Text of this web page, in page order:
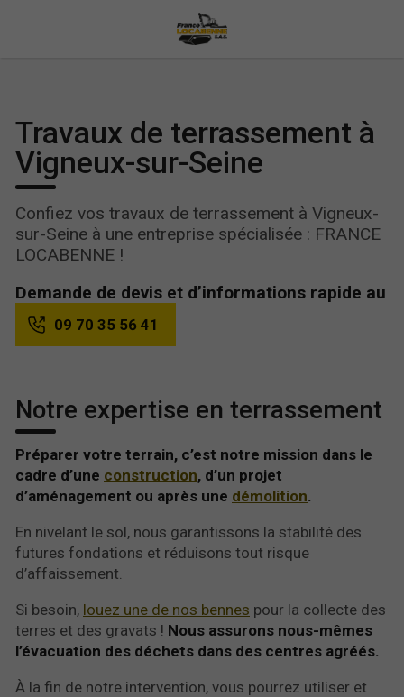
Travaux de terrassement à
Vigneux-sur-Seine
Confiez vos travaux de terrassement à Vigneux-
sur-Seine à une entreprise spécialisée : FRANCE
LOCABENNE !
Demande de devis et d’informations rapide au
09 70 35 56 41
Notre expertise en terrassement
Préparer votre terrain, c’est notre mission dans le
cadre d’une construction, d’un projet
d’aménagement ou après une démolition.
En nivelant le sol, nous garantissons la stabilité des
futures fondations et réduisons tout risque
d’affaissement.
Si besoin, louez une de nos bennes pour la collecte des
terres et des gravats ! Nous assurons nous-mêmes
l’évacuation des déchets dans des centres agréés.
À la fin de notre intervention, vous pourrez utiliser et